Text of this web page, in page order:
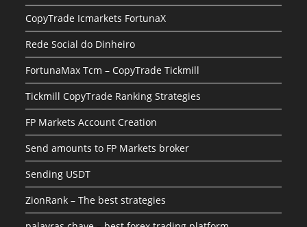
CopyTrade Icmarkets FortunaX
Rede Social do Dinheiro
FortunaMax Tcm – CopyTrade Tickmill
Tickmill CopyTrade Ranking Strategies
FP Markets Account Creation
Send amounts to FP Markets broker
Sending USDT
ZionRank – The best strategies